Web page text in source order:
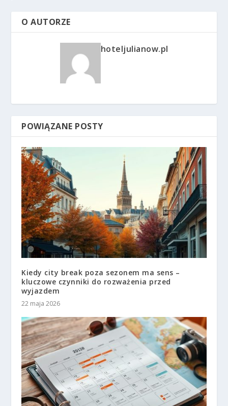
O AUTORZE
hoteljulianow.pl
POWIĄZANE POSTY
Kiedy city break poza sezonem ma sens –
kluczowe czynniki do rozważenia przed
wyjazdem
22 maja 2026